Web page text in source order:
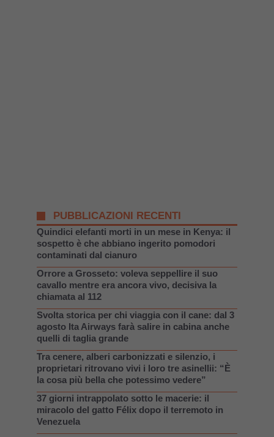
PUBBLICAZIONI RECENTI
Quindici elefanti morti in un mese in Kenya: il
sospetto è che abbiano ingerito pomodori
contaminati dal cianuro
Orrore a Grosseto: voleva seppellire il suo
cavallo mentre era ancora vivo, decisiva la
chiamata al 112
Svolta storica per chi viaggia con il cane: dal 3
agosto Ita Airways farà salire in cabina anche
quelli di taglia grande
Tra cenere, alberi carbonizzati e silenzio, i
proprietari ritrovano vivi i loro tre asinellii: “È
la cosa più bella che potessimo vedere”
37 giorni intrappolato sotto le macerie: il
miracolo del gatto Félix dopo il terremoto in
Venezuela